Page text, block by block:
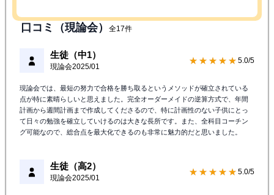
口コミ（現論会） 全17件
生徒（中1）
現論会2025/01
★★★★★ 5.0/5
現論会では、最短の努力で合格を勝ち取るというメソッドが確立されている
点が特に素晴らしいと思えました。完全オーダーメイドの逆算方式で、年間
計画から週間計画まで作成してくださるので、特に計画性のない子供にとっ
て日々の勉強を確立していけるのは大きな長所です。また、全科目コーチン
グ可能なので、総合点を最大化できるのも非常に魅力的だと思いました。
生徒（高2）
現論会2025/01
★★★★★ 5.0/5